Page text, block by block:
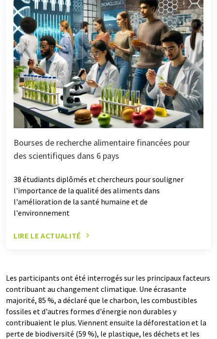
Bourses de recherche alimentaire financées pour
des scientifiques dans 6 pays
38 étudiants diplômés et chercheurs pour souligner
l'importance de la qualité des aliments dans
l'amélioration de la santé humaine et de
l'environnement
LIRE LE ACTUALITÉ
Les participants ont été interrogés sur les principaux facteurs
contribuant au changement climatique. Une écrasante
majorité, 85 %, a déclaré que le charbon, les combustibles
fossiles et d'autres formes d'énergie non durables y
contribuaient le plus. Viennent ensuite la déforestation et la
perte de biodiversité (59 %), le plastique, les déchets et les